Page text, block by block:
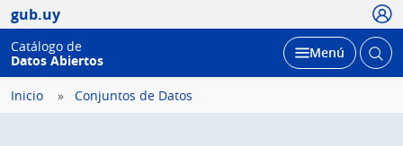
gub.uy
Catálogo de
Datos Abiertos
Desplegar
Menú Abrir
Inicio Conjuntos de Datos